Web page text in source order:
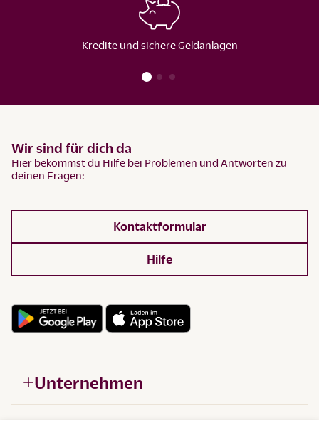
Kredite und sichere Geldanlagen
Wir sind für dich da
Hier bekommst du Hilfe bei Problemen und Antworten zu
deinen Fragen:
Kontaktformular
Hilfe
Unternehmen